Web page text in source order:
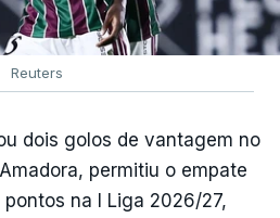
Reuters
dois golos de vantagem no
permitiu o empate
na I Liga 2026/27,